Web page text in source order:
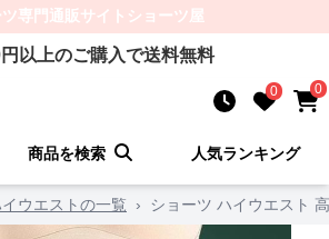
専門通販サイト ショーツ屋
円以上のご購入で送料無料
0 0
商品を検索 人気ランキング
ウエストの一覧 › ショーツ ハイウエスト